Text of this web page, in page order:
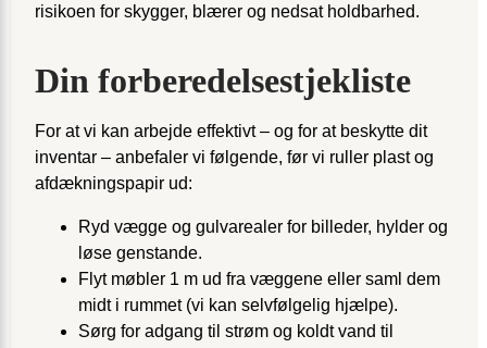
risikoen for skygger, blærer og nedsat holdbarhed.
Din forberedelses­tjekliste
For at vi kan arbejde effektivt – og for at beskytte dit
inventar – anbefaler vi følgende, før vi ruller plast og
afdækningspapir ud:
Ryd vægge og gulvarealer for billeder, hylder og
løse genstande.
Flyt møbler 1 m ud fra væggene eller saml dem
midt i rummet (vi kan selvfølgelig hjælpe).
Sørg for adgang til strøm og koldt vand til